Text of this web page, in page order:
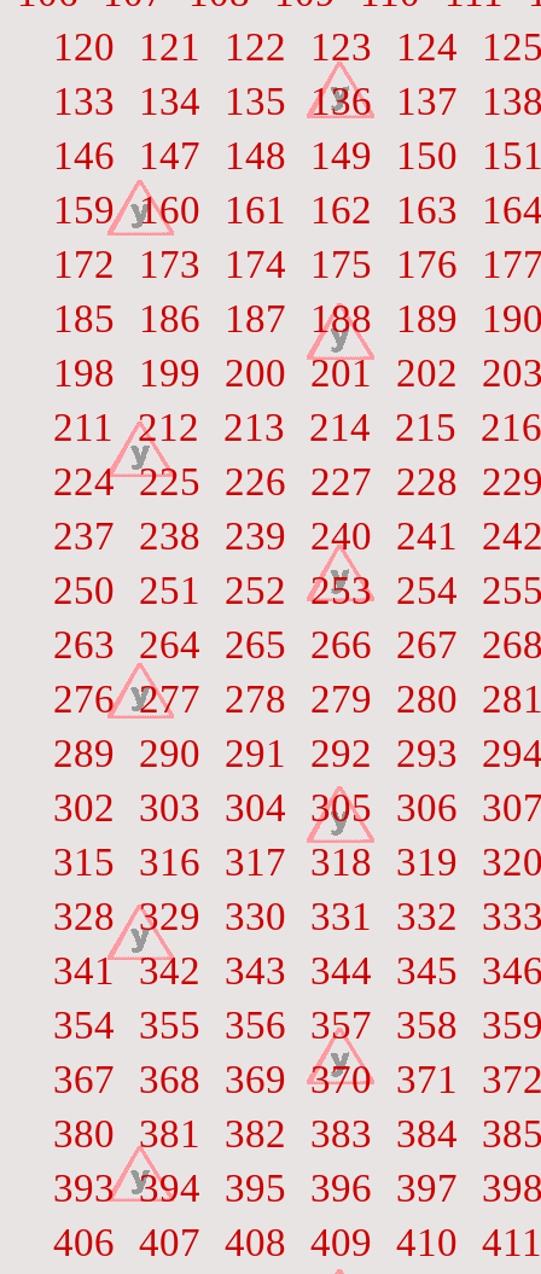
120
121 122 123 124
133
134 135 136 137
146
147 148 149 150
159 160 161 162 163
172
173 174 175 176
185
186 187 188 189
198
199 200 201 202
211
212 213 214 215
216
224 225 226 227 228
237
238 239 240 241
250
251 252 253 254
263
264 265 266 267
276 277 278 279 280
289
290 291 292 293
302
303 304 305 306
315
316 317 318 319
328 329 330 331 332
341 342 343 344 345
354
355 356 357 358
367
368 369 370 371
380
381 382 383 384
393 394 395 396 397
406 407 408 409 410 411